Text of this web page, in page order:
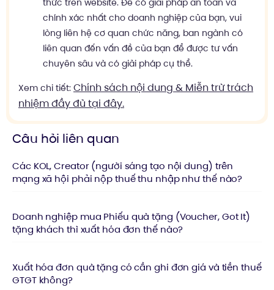
chính xác nhất cho doanh nghiệp của bạn, vui
lòng liên hệ cơ quan chức năng, ban ngành có
liên quan đến vấn đề của bạn để được tư vấn
chuyên sâu và có giải pháp cụ thể.
Xem chi tiết: Chính sách nội dung & Miễn trừ trách
nhiệm đầy đủ tại đây.
Câu hỏi liên quan
Các KOL, Creator (người sáng tạo nội dung) trên
mạng xã hội phải nộp thuế thu nhập như thế nào?
Doanh nghiệp mua Phiếu quà tặng (Voucher, Got It)
tặng khách thì xuất hóa đơn thế nào?
Xuất hóa đơn quà tặng có cần ghi đơn giá và tiền thuế
GTGT không?